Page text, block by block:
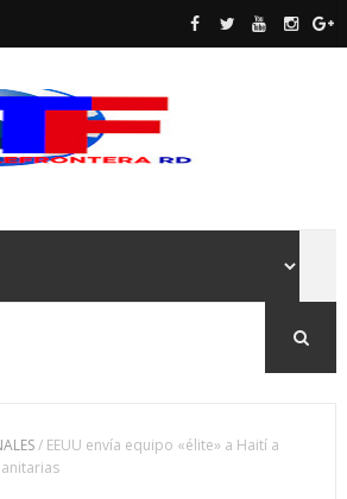
/ EEUU envía equipo «élite» a Haití a